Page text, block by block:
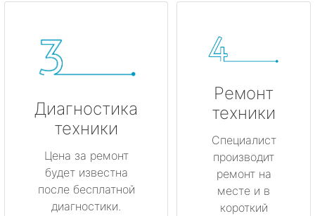
Диагностика
техники
Цена за ремонт
будет известна
после бесплатной
диагностики.
Ремонт
техники
Специалист
производит
ремонт на
месте и в
короткий